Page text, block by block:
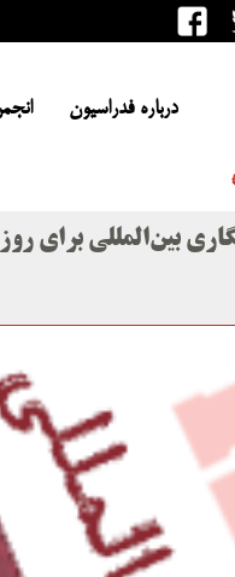
درباره فدراسیون
بین‌المللی برای